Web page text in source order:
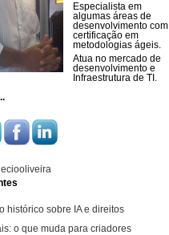
Especialista em
algumas áreas de
desenvolvimento com
certificação em
metodologias ágeis.
Atua no mercado de
desenvolvimento e
Infraestrutura de TI.
histórico sobre IA e direitos
o que muda para criadores